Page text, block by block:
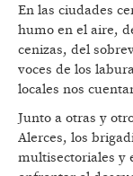
En las ciudades
humo en el aire,
cenizas, del
voces de los
locales nos
Junto a otras y
Alerces, los
multisectoriales y